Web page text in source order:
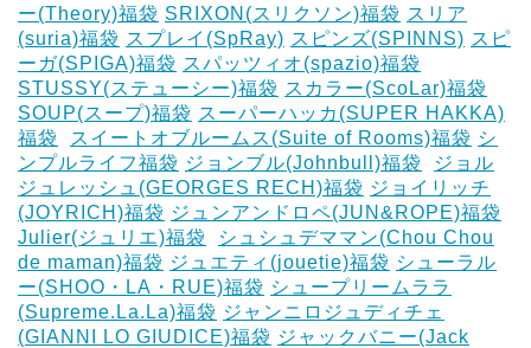
ー(Theory)福袋 SRIXON(スリクソン)福袋 スリア
(suria)福袋 スプレイ(SpRay) スピンズ(SPINNS) スピ
ーガ(SPIGA)福袋 スパッツィオ(spazio)福袋
STUSSY(ステューシー)福袋 スカラー(ScoLar)福袋
SOUP(スープ)福袋 スーパーハッカ(SUPER HAKKA)
福袋
スイートオブルームス(Suite of Rooms)福袋 シ
ンプルライフ福袋 ジョンブル(Johnbull)福袋
ジョル
ジュレッシュ(GEORGES RECH)福袋 ジョイリッチ
(JOYRICH)福袋 ジュンアンドロペ(JUN&ROPE)福袋
Julier(ジュリエ)福袋
シュシュデママン(Chou Chou
de maman)福袋 ジュエティ(jouetie)福袋 シューラル
ー(SHOO・LA・RUE)福袋 シュープリームララ
(Supreme.La.La)福袋 ジャンニロジュディチェ
(GIANNI LO GIUDICE)福袋 ジャックバニー(Jack